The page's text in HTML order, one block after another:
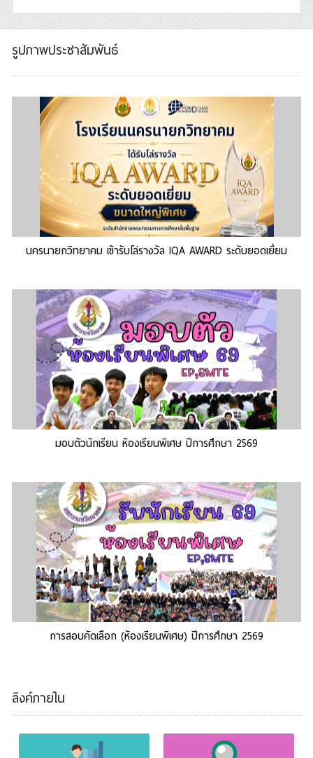
ภาคเรียนที่ 1/2568
ศึกษา 2568
10/02/68
จ
ภาคเรียนที่ 1/2568
รับสมัครนักเรียนใหม่ ม.1 และ ม.4 (ห้องเรียนพิเศษ) ปีการ
ศึกษา 2568
11/02/68
อ
รับสมัครนักเรียนใหม่ ม.1 และ ม.4 (ห้องเรียนพิเศษ) ปีการ
ศึกษา 2568
รูปภาพประชาสัมพันธ์
นครนายกวิทยาคม เข้ารับโล่รางวัล IQA AWARD ระดับยอดเยี่ยม
นครนายกวิทยาคม เข้ารับโล่รางวัล IQA AWARD ระดับยอดเยี่ยม
มอบตัวนักเรียน ห้องเรียนพิเศษ ปีการศึกษา 2569
มอบตัวนักเรียน ห้องเรียนพิเศษ ปีการศึกษา 2569
การสอบคัดเลือก (ห้องเรียนพิเศษ) ปีการศึกษา 2569
การสอบคัดเลือก (ห้องเรียนพิเศษ) ปีการศึกษา 2569
ลิงค์ภายใน